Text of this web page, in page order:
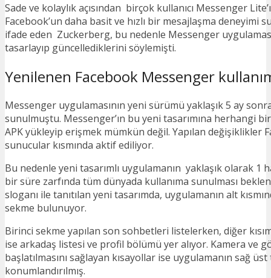
Sade ve kolaylık açısından birçok kullanıcı Messenger
Facebook’un daha basit ve hızlı bir mesajlaşma deneyimi
ifade eden Zuckerberg, bu nedenle Messenger
tasarlayıp güncellediklerini söylemişti.
Yenilenen Facebook Messenger
Messenger uygulamasının yeni sürümü yaklaşık 5 ay
sunulmuştu. Messenger’ın bu yeni tasarımına herhangi
APK yükleyip erişmek mümkün değil. Yapılan değişiklikler
sunucular kısmında aktif ediliyor.
Bu nedenle yeni tasarımlı uygulamanın yaklaşık olarak 1
bir süre zarfında tüm dünyada kullanıma sunulması
sloganı ile tanıtılan yeni tasarımda, uygulamanın alt
sekme bulunuyor.
Birinci sekme yapılan son sohbetleri listelerken, diğer
ise arkadaş listesi ve profil bölümü yer alıyor. Kamera ve
başlatılmasını sağlayan kısayollar ise uygulamanın sağ
konumlandırılmış.